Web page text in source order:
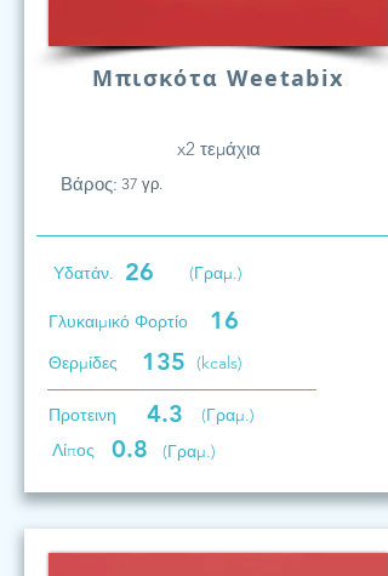
Μπισκότα Weetabix
x2 τεμάχια
Βάρος: 37 γρ.
Υδατάν. 26 (Γραμ.)
Γλυκαιμικό Φορτίο 16
Θερμίδες 135 (kcals)
Προτεινη 4.3
(Γραμ.)
Λίπος
0.8 (Γραμ.)